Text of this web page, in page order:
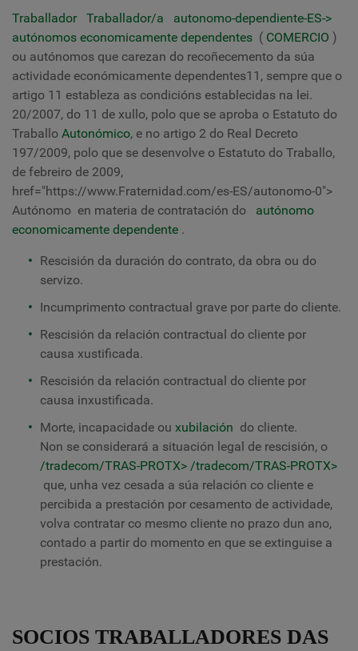
Traballador Traballador/a
autonomo-dependiente-ES->
autónomos economicamente dependentes ( COMERCIO )
ou autónomos que carezan do recoñecemento da súa
actividade económicamente dependentes11, sempre que o
artigo 11 estableza as condicións establecidas na lei.
20/2007, do 11 de xullo, polo que se aproba o Estatuto do
Traballo Autonómico, e no artigo 2 do Real Decreto
197/2009, polo que se desenvolve o Estatuto do Traballo,
de febreiro de 2009,
href="https://www.Fraternidad.com/es-ES/autonomo-0">
Autónomo en materia de contratación do
autónomo
economicamente dependente .
Rescisión da duración do contrato, da obra ou do
servizo.
Incumprimento contractual grave por parte do cliente.
Rescisión da relación contractual do cliente por
causa xustificada.
Rescisión da relación contractual do cliente por
causa inxustificada.
Morte, incapacidade ou xubilación do cliente.
Non se considerará a situación legal de rescisión, o
/tradecom/TRAS-PROTX> /tradecom/TRAS-PROTX>
que, unha vez cesada a súa relación co cliente e
percibida a prestación por cesamento de actividade,
volva contratar co mesmo cliente no prazo dun ano,
contado a partir do momento en que se extinguise a
prestación.
SOCIOS TRABALLADORES DAS